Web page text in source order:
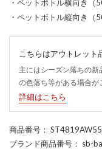
・ペットボトル横向き（
・ペットボトル縦向き（
こちらはアウトレット
主にはシーズン落ちの
の色落ち等がある場合が
詳細はこちら
商品番号 ：
ブランド商品番号 ： sb-